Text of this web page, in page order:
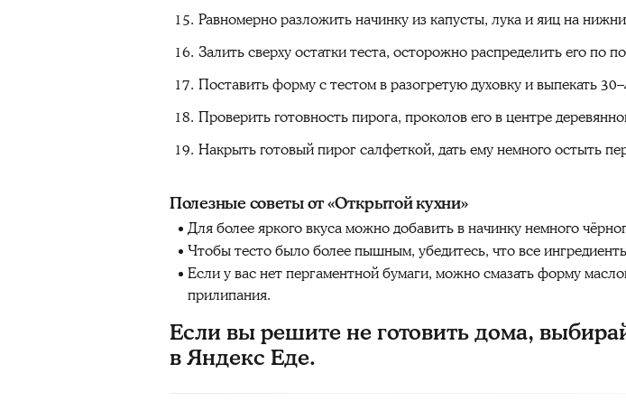
Равномерно разложить начинку из капусты, лука и яиц на
Залить сверху остатки теста, осторожно распределить его по
Поставить форму с тестом в разогретую духовку и выпекать
Проверить готовность пирога, проколов его в центре
Накрыть готовый пирог салфеткой, дать ему немного остыть
Полезные советы от «Открытой кухни»
Для более яркого вкуса можно добавить в начинку немного
Чтобы тесто было более пышным, убедитесь, что все
Если у вас нет пергаментной бумаги, можно смазать форму
прилипания.
Если вы решите не готовить дома,
в Яндекс Еде.